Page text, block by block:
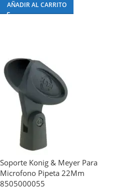
AÑADIR AL CARRITO
Soporte Konig & Meyer Para
Microfono Pipeta 22Mm
8505000055